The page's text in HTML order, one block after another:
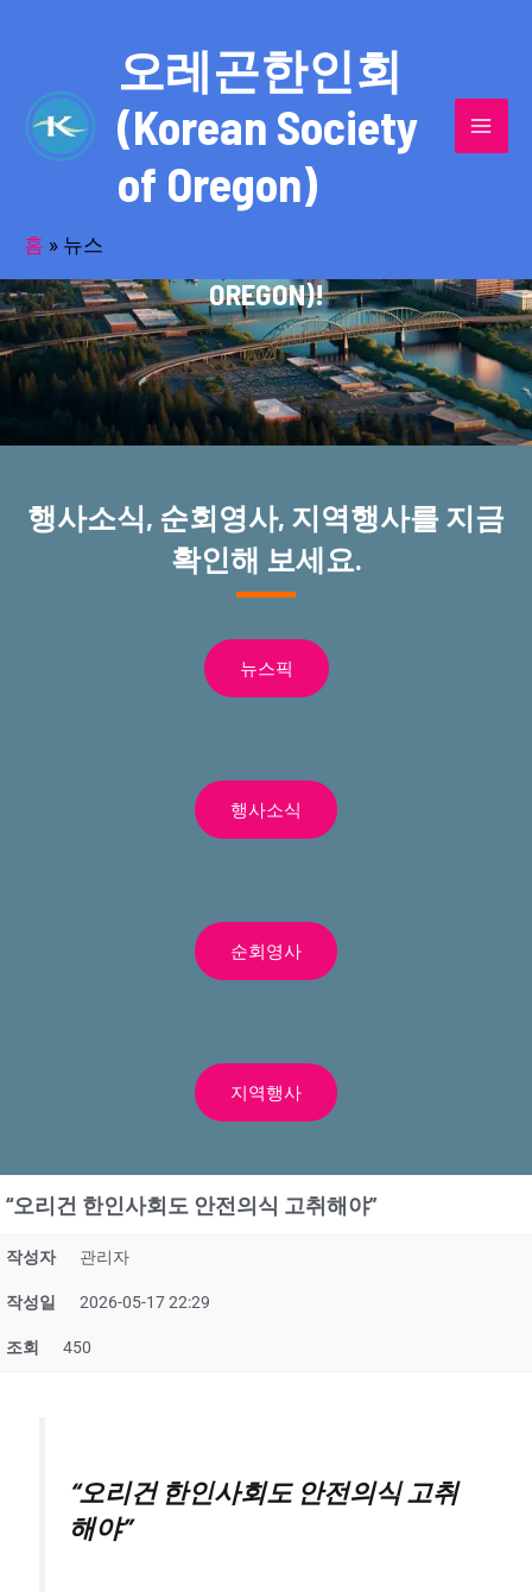
오레곤한인회
(Korean Society
of Oregon)
홈 » 뉴스
반세기의 세월을 품고 동포사회를 섬겨온
오레곤한인회(KOREAN SOCIETY OF
OREGON)!
행사소식, 순회영사, 지역행사를 지금
확인해 보세요.
뉴스픽
행사소식
순회영사
지역행사
“오리건 한인사회도 안전의식 고취해야”
작성자 관리자
작성일 2026-05-17 22:29
조회 450
“오리건 한인사회도 안전의식 고취
해야”